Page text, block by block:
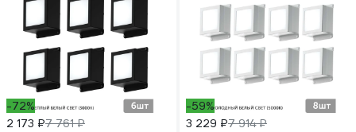
-72%
2 173 ₽7 761 ₽
-59%
3 229 ₽7 914 ₽